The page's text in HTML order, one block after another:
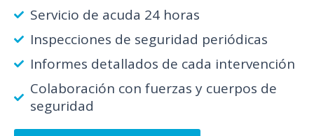
Servicio de acuda 24 horas
Inspecciones de seguridad periódicas
Informes detallados de cada intervención
Colaboración con fuerzas y cuerpos de
seguridad